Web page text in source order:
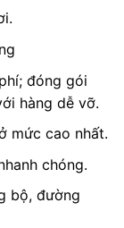
đóng gói
hàng dễ vỡ.
mức cao nhất.
chóng.
bộ, đường